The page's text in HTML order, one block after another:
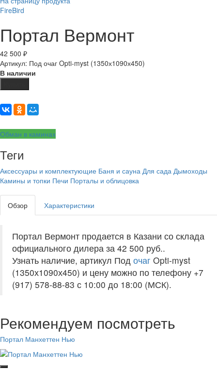
FireBird
Портал Вермонт
42 500 ₽
Артикул: Под очаг Opti-myst (1350х1090х450)
В наличии
Обман в каминах
Теги
Аксессуары и комплектующие Баня и сауна Для сада Дымоходы
Камины и топки Печи Порталы и облицовка
Обзор Характеристики
Портал Вермонт продается в Казани со склада
официального дилера за 42 500 руб..
Узнать наличие, артикул Под очаг Opti-myst
(1350х1090х450) и цену можно по телефону +7
(917) 578-88-83 с 10:00 до 18:00 (МСК).
Рекомендуем посмотреть
Портал Манхеттен Нью